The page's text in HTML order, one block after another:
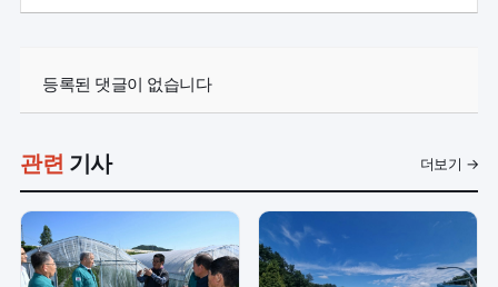
등록된 댓글이 없습니다
관련 기사 더보기 →